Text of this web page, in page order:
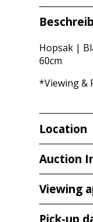
Hopsak |
60cm
*Viewing &
Location
53842
Auction
Viewing